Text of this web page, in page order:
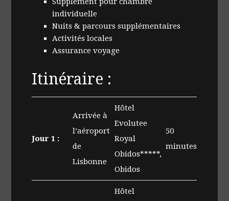
individuelle
Nuits & parcours supplémentaires
Activités locales
Assurance voyage
Itinéraire :
Jour 1 :
Arrivée à
l’aéroport
de
Lisbonne
Hôtel
Evolutee
Royal
Obidos*****,
Obidos
50
minutes
Hôtel